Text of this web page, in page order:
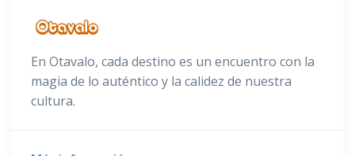
En Otavalo, cada destino es un encuentro con la
magia de lo auténtico y la calidez de nuestra
cultura.